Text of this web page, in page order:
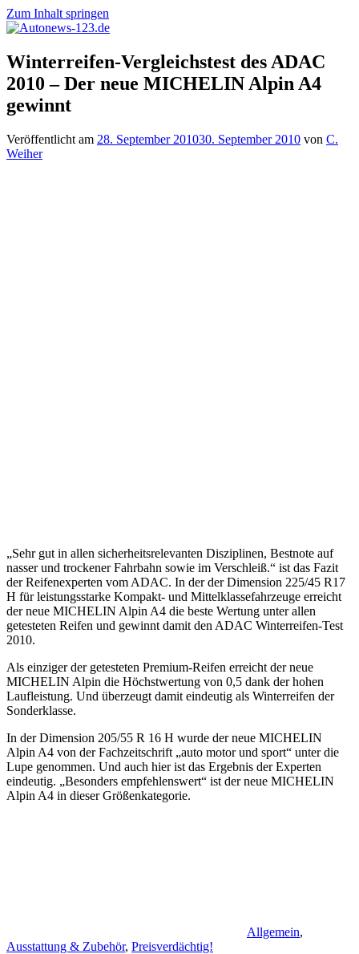
Zum Inhalt springen
Autonews-
123.de
Autonews
mit
Charme
Winterreifen-Vergleichstest des ADAC
2010 – Der neue MICHELIN Alpin A4
gewinnt
Veröffentlicht am 28. September 201030. September 2010 von C.
Weiher
„Sehr gut in allen sicherheitsrelevanten Disziplinen, Bestnote auf
nasser und trockener Fahrbahn sowie im Verschleiß.“ ist das Fazit
der Reifenexperten vom ADAC. In der der Dimension 225/45 R17
H für leistungsstarke Kompakt- und Mittelklassefahrzeuge erreicht
der neue MICHELIN Alpin A4 die beste Wertung unter allen
getesteten Reifen und gewinnt damit den ADAC Winterreifen-Test
2010.
Als einziger der getesteten Premium-Reifen erreicht der neue
MICHELIN Alpin die Höchstwertung von 0,5 dank der hohen
Laufleistung. Und überzeugt damit eindeutig als Winterreifen der
Sonderklasse.
In der Dimension 205/55 R 16 H wurde der neue MICHELIN
Alpin A4 von der Fachzeitschrift „auto motor und sport“ unter die
Lupe genommen. Und auch hier ist das Ergebnis der Experten
eindeutig. „Besonders empfehlenswert“ ist der neue MICHELIN
Alpin A4 in dieser Größenkategorie.
Allgemein,
Ausstattung & Zubehör, Preisverdächtig!